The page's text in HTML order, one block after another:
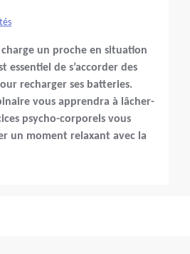
charge un proche en situation
essentiel de s’accorder des
recharger ses batteries.
vous apprendra à lâcher-
psycho-corporels vous
un moment relaxant avec la